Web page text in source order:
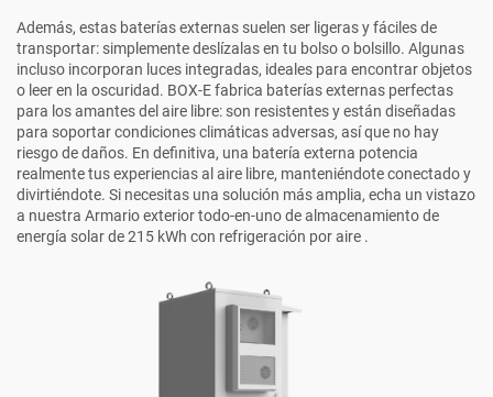
Además, estas baterías externas suelen ser ligeras y fáciles de
transportar: simplemente deslízalas en tu bolso o bolsillo. Algunas
incluso incorporan luces integradas, ideales para encontrar objetos
o leer en la oscuridad. BOX-E fabrica baterías externas perfectas
para los amantes del aire libre: son resistentes y están diseñadas
para soportar condiciones climáticas adversas, así que no hay
riesgo de daños. En definitiva, una batería externa potencia
realmente tus experiencias al aire libre, manteniéndote conectado y
divirtiéndote. Si necesitas una solución más amplia, echa un vistazo
a nuestra Armario exterior todo-en-uno de almacenamiento de
energía solar de 215 kWh con refrigeración por aire .